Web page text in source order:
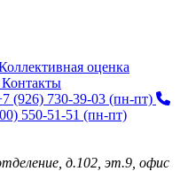
оценка
Контакты
(926) 730-39-03 (пн-пт)
550-51-51 (пн-пт)
д.102, эт.9, офис